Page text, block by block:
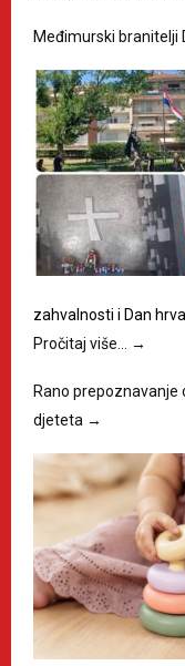
Međimurski branitelji
zahvalnosti i Dan
Pročitaj više… →
Rano
djeteta →